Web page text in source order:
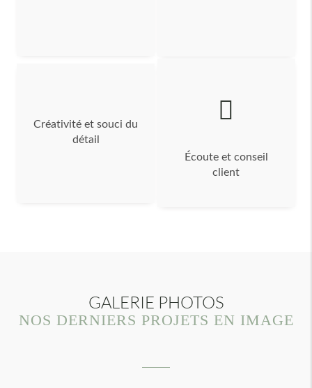
Créativité et souci du
détail
Écoute et conseil
client
GALERIE PHOTOS
NOS DERNIERS PROJETS EN IMAGE